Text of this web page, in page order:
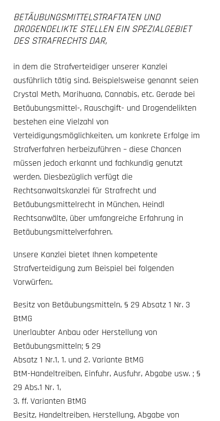
BETÄUBUNGSMITTELSTRAFTATEN UND
DROGENDELIKTE STELLEN EIN SPEZIALGEBIET
DES STRAFRECHTS DAR,
in dem die Strafverteidiger unserer Kanzlei
ausführlich tätig sind. Beispielsweise genannt seien
Crystal Meth, Marihuana, Cannabis, etc. Gerade bei
Betäubungsmittel-, Rauschgift- und Drogendelikten
bestehen eine Vielzahl von
Verteidigungsmöglichkeiten, um konkrete Erfolge im
Strafverfahren herbeizuführen – diese Chancen
müssen jedoch erkannt und fachkundig genutzt
werden. Diesbezüglich verfügt die
Rechtsanwaltskanzlei für Strafrecht und
Betäubungsmittelrecht in München, Heindl
Rechtsanwälte, über umfangreiche Erfahrung in
Betäubungsmittelverfahren.
Unsere Kanzlei bietet Ihnen kompetente
Strafverteidigung zum Beispiel bei folgenden
Vorwürfen:.
Besitz von Betäubungsmitteln, § 29 Absatz 1 Nr. 3
BtMG
Unerlaubter Anbau oder Herstellung von
Betäubungsmitteln; § 29
Absatz 1 Nr.1, 1. und 2. Variante BtMG
BtM-Handeltreiben, Einfuhr, Ausfuhr, Abgabe usw. ; §
29 Abs.1 Nr. 1,
3. ff. Varianten BtMG
Besitz, Handeltreiben, Herstellung, Abgabe von